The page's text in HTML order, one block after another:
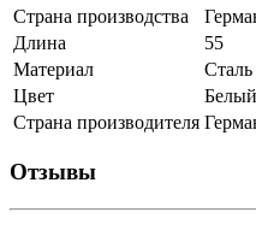
Страна производства
Длина
55
Материал
Сталь
Цвет
Белый
Страна производителя
Отзывы